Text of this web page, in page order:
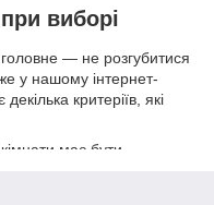
виборі
— не розгубитися
у нашому інтернет-
критеріїв, які
має бути